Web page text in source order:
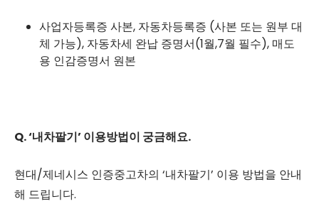
사업자등록증 사본, 자동차등록증 (사본 또는 원부 대
체 가능), 자동차세 완납 증명서(1월,7월 필수), 매도
용 인감증명서 원본
Q. ‘내차팔기’ 이용방법이 궁금해요.
현대/제네시스 인증중고차의 ‘내차팔기’ 이용 방법을 안내
해 드립니다.